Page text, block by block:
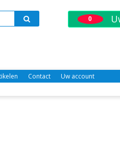
0
Contact Uw account